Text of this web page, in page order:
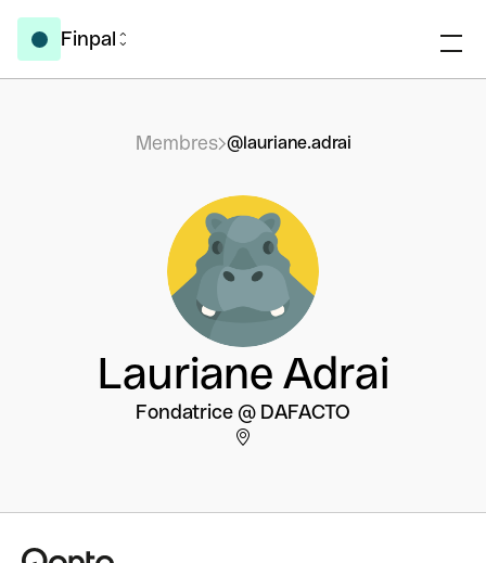
Finpal
Membres @lauriane.adrai
Lauriane Adrai
Fondatrice @ DAFACTO